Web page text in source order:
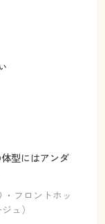
型にはアンダ
フロントホッ
ュ）